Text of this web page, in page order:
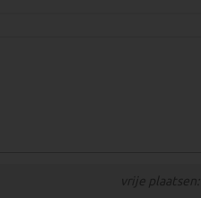
vrije plaatsen: